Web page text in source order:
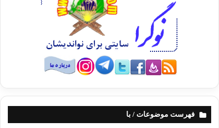
فهرست موضوعات / با